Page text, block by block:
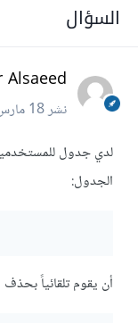
السؤال
Alsaeed
نشر18 مارس 2021
الجدول:
أن يقوم تلقائياً بحذف